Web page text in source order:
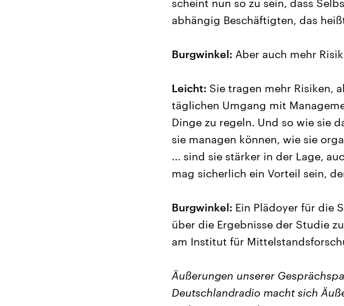
scheint nun so zu sein, dass
abhängig Beschäftigten, das
Burgwinkel: Aber auch mehr
Leicht: Sie tragen mehr Risiken,
täglichen Umgang mit
Dinge zu regeln. Und so wie sie
sie managen können, wie sie
... sind sie stärker in der Lage,
mag sicherlich ein Vorteil sein,
Burgwinkel: Ein Plädoyer für die
über die Ergebnisse der Studie
am Institut für
Äußerungen unserer
Deutschlandradio macht sich